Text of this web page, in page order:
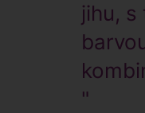
jihu,
"